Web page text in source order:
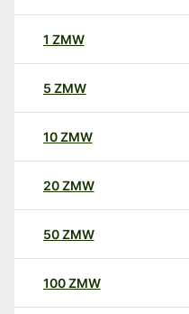
1 ZMW
5 ZMW
10ZMW
20ZMW
50ZMW
100ZMW